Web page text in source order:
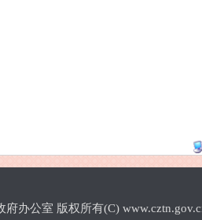
办公室 版权所有(C)